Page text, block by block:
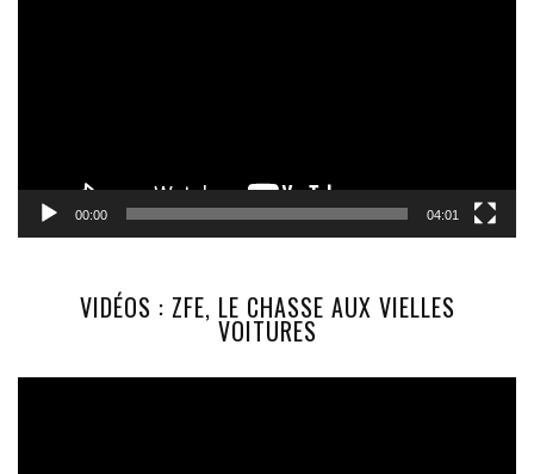
00:00 04:01
VIDÉOS : ZFE, LE CHASSE AUX VIELLES
VOITURES